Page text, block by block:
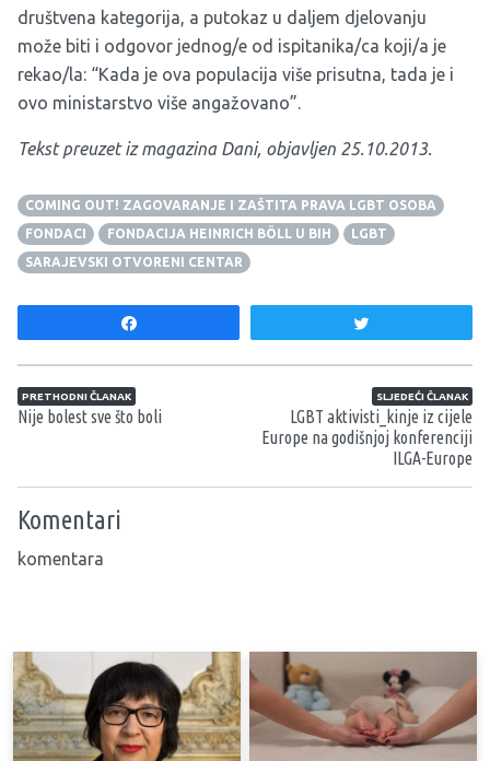
društvena kategorija, a putokaz u daljem djelovanju
može biti i odgovor jednog/e od ispitanika/ca koji/a je
rekao/la: “Kada je ova populacija više prisutna, tada je i
ovo ministarstvo više angažovano”.
Tekst preuzet iz magazina Dani, objavljen 25.10.2013.
COMING OUT! ZAGOVARANJE I ZAŠTITA PRAVA LGBT OSOBA
FONDACI
FONDACIJA HEINRICH BÖLL U BIH
LGBT
SARAJEVSKI OTVORENI CENTAR
Navigacija članaka
PRETHODNI ČLANAK
Nije bolest sve što boli
SLJEDEĆI ČLANAK
LGBT aktivisti_kinje iz cijele
Europe na godišnjoj konferenciji
ILGA-Europe
Komentari
komentara